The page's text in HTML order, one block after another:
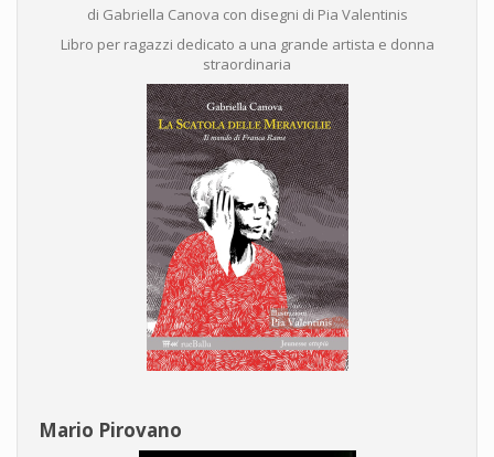
di Gabriella Canova con disegni di Pia Valentinis
Libro per ragazzi dedicato a una grande artista e donna
straordinaria
Mario Pirovano